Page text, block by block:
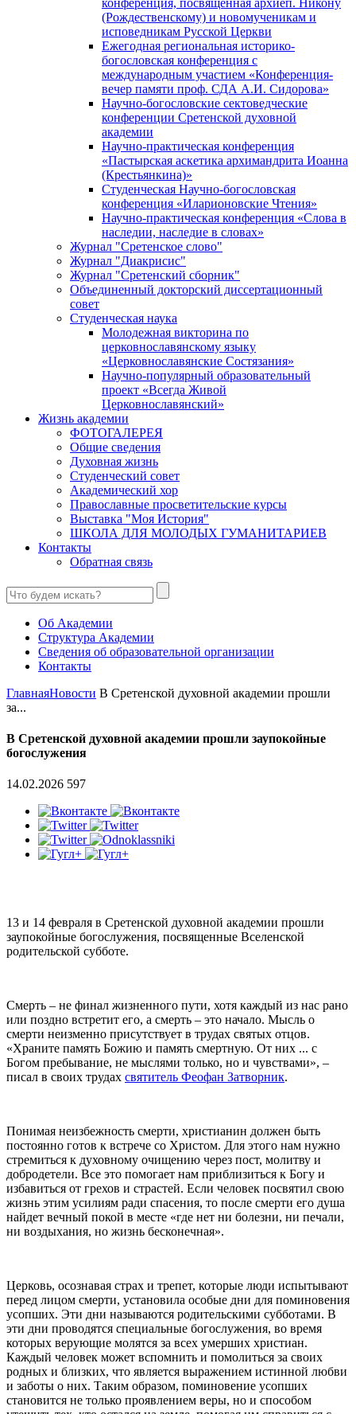
(Рождественскому) и новомученикам и
исповедникам Русской Церкви
Ежегодная региональная историко-
богословская конференция с
международным участием «Конференция-
вечер памяти проф. СДА А.И. Сидорова»
Научно-богословские сектоведческие
конференции Сретенской духовной
академии
Научно-практическая конференция
«Пастырская аскетика архимандрита Иоанна
(Крестьянкина)»
Студенческая Научно-богословская
конференция «Иларионовские Чтения»
Научно-практическая конференция «Cлова в
наследии, наследие в словах»
Журнал "Сретенское слово"
Журнал "Диакрисис"
Журнал "Сретенский сборник"
Объединенный докторский диссертационный
совет
Студенческая наука
Молодежная викторина по
церковнославянскому языку
«Церковнославянские Состязания»
Научно-популярный образовательный
проект «Всегда Живой
Церковнославянский»
Жизнь академии
ФОТОГАЛЕРЕЯ
Общие сведения
Духовная жизнь
Студенческий совет
Академический хор
Православные просветительские курсы
Выставка "Моя История"
ШКОЛА ДЛЯ МОЛОДЫХ ГУМАНИТАРИЕВ
Контакты
Обратная связь
Об Академии
Структура Академии
Сведения об образовательной организации
Контакты
ГлавнаяНовости В Сретенской духовной академии прошли
за...
В Сретенской духовной академии прошли заупокойные
богослужения
14.02.2026 597
13 и 14 февраля в Сретенской духовной академии прошли
заупокойные богослужения, посвященные Вселенской
родительской субботе.
Смерть – не финал жизненного пути, хотя каждый из нас рано
или поздно встретит его, а смерть – это начало. Мысль о
смерти неизменно присутствует в трудах святых отцов.
«Храните память Божию и память смертную. От них ... с
Богом пребывание, не мыслями только, но и чувствами», –
писал в своих трудах святитель Феофан Затворник.
Понимая неизбежность смерти, христианин должен быть
постоянно готов к встрече со Христом. Для этого нам нужно
стремиться к духовному очищению через пост, молитву и
добродетели. Все это помогает нам приблизиться к Богу и
избавиться от грехов и страстей. Если человек посвятил свою
жизнь этим усилиям ради спасения, то после смерти его душа
найдет вечный покой в месте «где нет ни болезни, ни печали,
ни воздыхания, но жизнь бесконечная».
Церковь, осознавая страх и трепет, которые люди испытывают
перед лицом смерти, установила особые дни для поминовения
усопших. Эти дни называются родительскими субботами. В
эти дни проводятся специальные богослужения, во время
которых верующие молятся за всех умерших христиан.
Каждый человек может вспомнить и помолиться за своих
родных и близких, что является выражением истинной любви
и заботы о них. Таким образом, поминовение усопших
становится не только проявлением веры, но и способом